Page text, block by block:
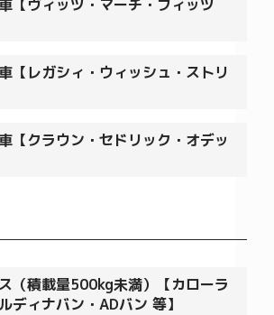
【ヴィッツ・マーチ・フィッツ
【レガシィ・ウィッシュ・ストリ
【クラウン・セドリック・オデッ
（積載量500kg未満）【カローラ
ディナバン・ADバン 等】